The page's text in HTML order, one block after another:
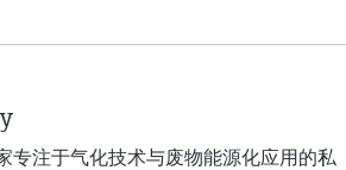
专注于气化技术与废物能源化应用的私